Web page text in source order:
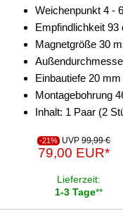
Weichenpunkt 4 -
Empfindlichkeit 93
Magnetgröße 30
Einbautiefe 20 mm
Montagebohrung
Inhalt: 1 Paar (2
-21% UVP 99,99 €
79,00 EUR*
Lieferzeit:
1-3 Tage**